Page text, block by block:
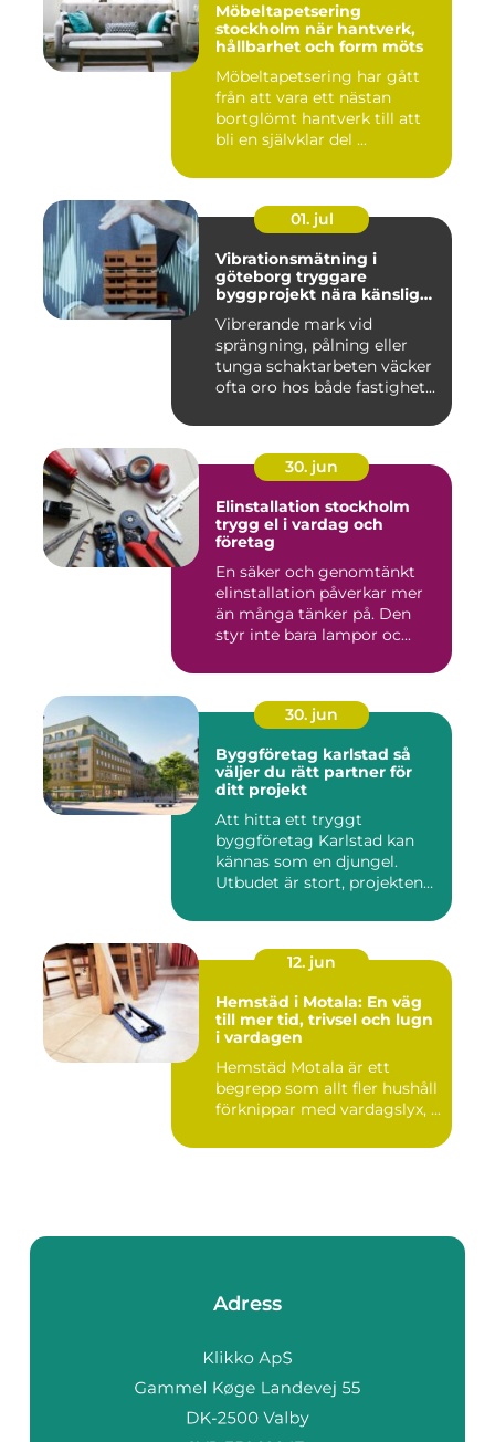
Möbeltapetsering
stockholm när hantverk,
hållbarhet och form möts
Möbeltapetsering har gått
från att vara ett nästan
bortglömt hantverk till att
bli en självklar del ...
01. jul
Vibrationsmätning i
göteborg tryggare
byggprojekt nära känsliga
Vibrerande mark vid
sprängning, pålning eller
tunga schaktarbeten väcker
ofta oro hos både fastighet...
30. jun
Elinstallation stockholm
trygg el i vardag och
företag
En säker och genomtänkt
elinstallation påverkar mer
än många tänker på. Den
styr inte bara lampor oc...
30. jun
Byggföretag karlstad så
väljer du rätt partner för
ditt projekt
Att hitta ett tryggt
byggföretag Karlstad kan
kännas som en djungel.
Utbudet är stort, projekten
12. jun
Hemstäd i Motala: En väg
till mer tid, trivsel och lugn
i vardagen
Hemstäd Motala är ett
begrepp som allt fler hushåll
förknippar med vardagslyx, ...
Adress